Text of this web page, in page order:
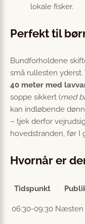
lokale fisker.
Perfekt til
Bundforholdene
små rullesten
40 meter med
soppe sikkert (med
kan indløbende
– tjek derfor
hovedstranden, før I
Hvornår er
Tidspunkt
06:30-09:30 Næsten